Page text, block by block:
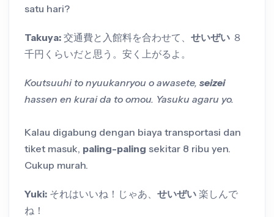
satu hari?
Takuya: 交通費と入館料を合わせて、 せいぜい ８
千円くらいだと思う。安く上がるよ。
Koutsuuhi to nyuukanryou o awasete, seizei
hassen en kurai da to omou. Yasuku agaru yo.
Kalau digabung dengan biaya transportasi dan
tiket masuk, paling-paling sekitar 8 ribu yen.
Cukup murah.
Yuki: それはいいね！じゃあ、 せいぜい 楽しんで
ね！